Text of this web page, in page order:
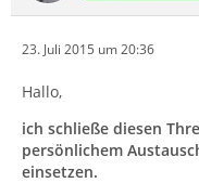
23. Juli 2015 um 20:36
Hallo,
ich schließe diesen
persönlichem
einsetzen.